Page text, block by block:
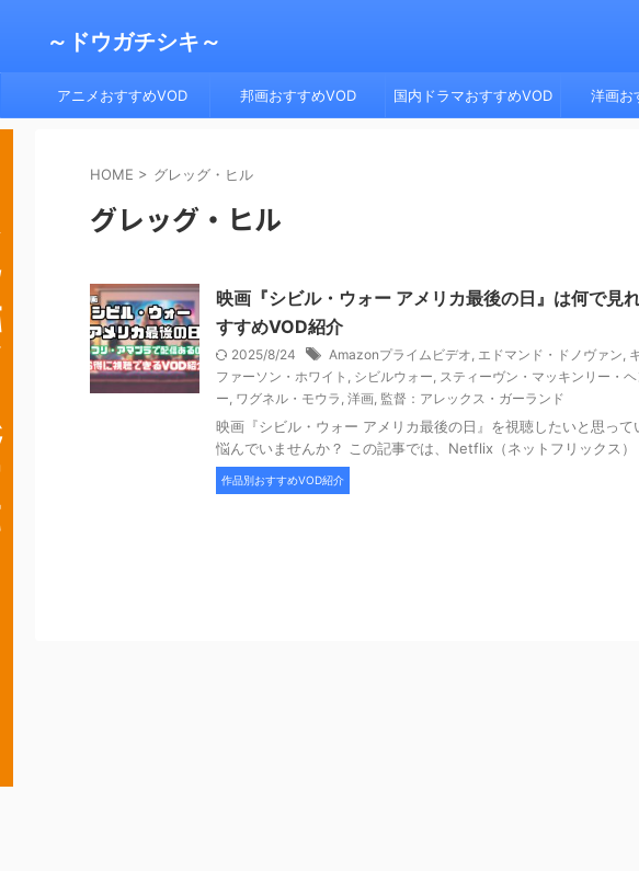
～ドウガチシキ～
アニメおすすめVOD 邦画おすすめVOD 国内ドラマおすすめVOD 洋画お
HOME > グレッグ・ヒル
グレッグ・ヒル
映画『シビル・ウォー アメリカ最後の日』は何で
すすめVOD紹介
2025/8/24 Amazonプライムビデオ, エドマンド・ドノヴァン,
ファーソン・ホワイト , シビルウォー, スティーヴン・マッキンリー・
ー, ワグネル・モウラ , 洋画, 監督：アレックス・ガーランド
映画『シビル・ウォー アメリカ最後の日』を視聴したいと思っ
悩んでいませんか？ この記事では、Netflix（ネットフリックス
作品別おすすめVOD紹介